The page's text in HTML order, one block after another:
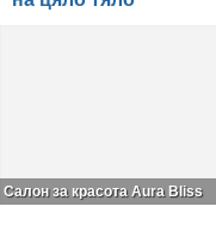
Салон за красота Aura Bliss